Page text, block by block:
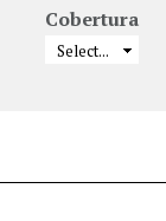
Cobertura